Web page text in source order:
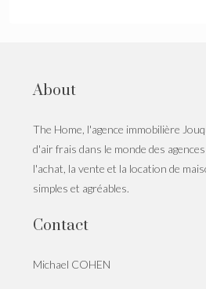
About
The Home, l'agence immobilière
d'air frais dans le monde des
l'achat, la vente et la location de
simples et agréables.
Contact
Michael COHEN